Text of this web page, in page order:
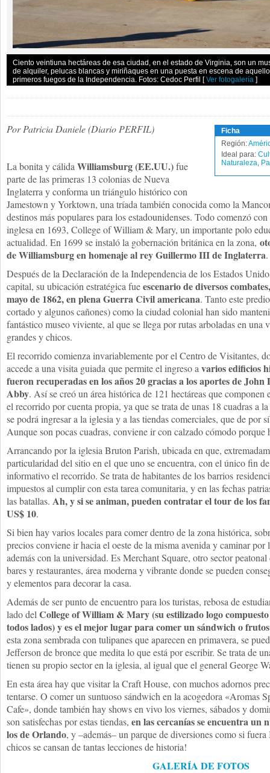
Ciento veintiuna hectáreas de esa ciudad, en el estado de Virginia, son un
de alquiler, pelucas blancas y miriñaques en una puesta en escena de
primeros fuegos de la Independencia. Fotos: Cedoc Perfil [Ver fotogalería ]
Ficha
Región:
Ideal para:
Naturaleza,
Por Patricia Daniele (Diario PERFIL)
La bonita y cálida Williamsburg (EE.UU.)fue
parte de las primeras 13 colonias de Nueva
Inglaterra y conforma un triángulo histórico con
Jamestown y Yorktown, una tríada también conocida como la
destinos más populares para los estadounidenses. Todo comenzó
inglesa en 1693, College of William & Mary, un importante polo
actualidad. En 1699 se instaló la gobernación británica en la zona,
de Williamsburg en homenaje al rey Guillermo III de Inglaterra.
Después de la Declaración de la Independencia de los Estados
capital, su ubicación estratégica fueescenario de diversos
mayo de 1862, en plena Guerra Civil americana. Tanto este
cortado y algunos cañones) como la ciudad colonial han sido
fantástico museo viviente, al que se llega por rutas arboladas en una
grandes y chicos.
El recorrido comienza invariablemente por el Centro de Visitantes,
accede a una visita guiada que permite el ingreso a varios edificios
fueron recuperadas en los años 20 gracias a los aportes de John
Abby. Así se creó un área histórica de 121 hectáreas que componen
el recorrido por cuenta propia, ya que se trata de unas 18 cuadras a
se podrá ingresar a la iglesia y a las tiendas comerciales, que de por
Aunque son pocas cuadras, conviene ir con calzado cómodo porque
Arrancando por la iglesia Bruton Parish, ubicada en que,
particularidad del sitio en el que uno se encuentra, con el único fin
informativo el recorrido. Se trata de habitantes de los barrios
impuestos al cumplir con esta tarea comunitaria, y en las fechas
las batallas. Ah, y si se animan, pueden contratar el tour de los
US$ 10.
Si bien hay varios locales para comer dentro de la zona histórica,
precios conviene ir hacia el oeste de la misma avenida y caminar
además con la universidad. Es Merchant Square, otro sector
bares y restaurantes, área moderna y vibrante donde se pueden
y elementos para decorar la casa.
Además de ser punto de encuentro para los turistas, rebosa de
lado del College of William & Mary (su estilizado logo
todos lados) y es el mejor lugar para comer un sándwich o
esta zona sembrada con tulipanes que aparecen en primavera, se
Jefferson de bronce que medita lo que está por escribir. Se trata de
tienen su propio sector en la iglesia, al igual que el general George
En esta área hay que visitar la Craft House, con muchos adornos
tentarse. O comer un suntuoso sándwich en la acogedora «Aromas
Cafe», donde también hay shows en vivo los viernes, sábados y
son satisfechas por estas tiendas, en las cercanías se encuentra
los de Orlando, y –además– un parque de diversiones como si
chicos se cansan de tantas lecciones de historia!
GALERÍA DE FOTOS